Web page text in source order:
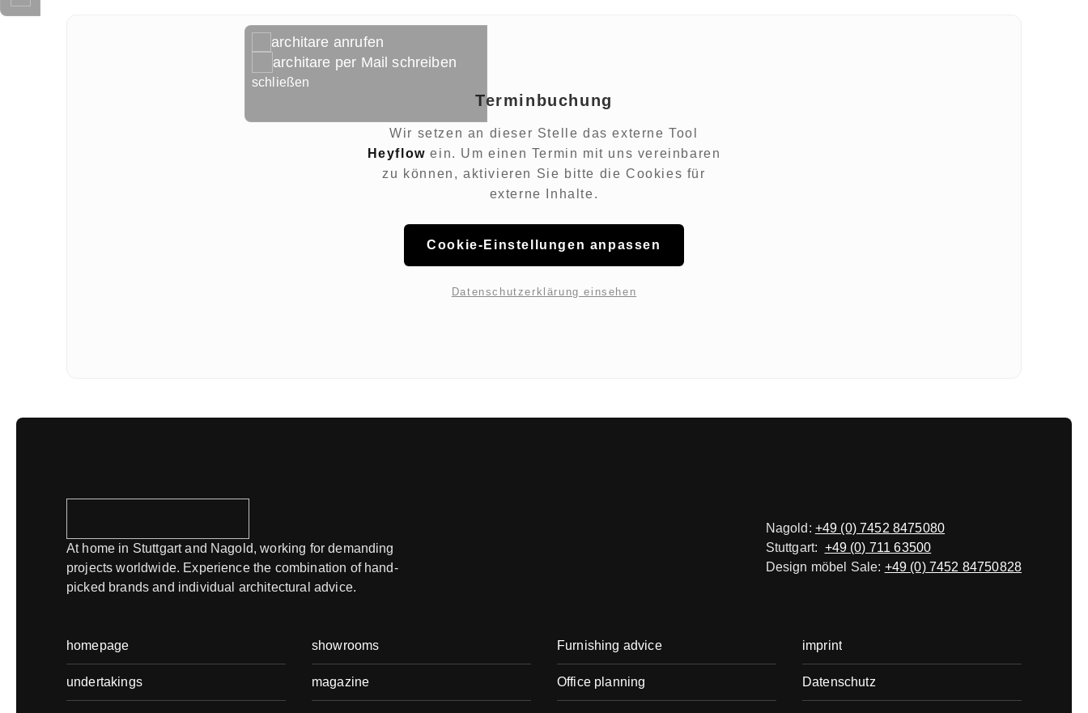
architare anrufen
architare per Mail schreiben
schließen
Terminbuchung
Wir setzen an dieser Stelle das externe Tool
Heyflow ein. Um einen Termin mit uns vereinbaren
zu können, aktivieren Sie bitte die Cookies für
externe Inhalte.
Cookie-Einstellungen anpassen
Datenschutzerklärung einsehen
At home in Stuttgart and Nagold, working for demanding
projects worldwide. Experience the combination of hand-
picked brands and individual architectural advice.
Nagold: +49 (0) 7452 8475080
Stuttgart: +49 (0) 711 63500
Design möbel Sale: +49 (0) 7452 84750828
homepage
undertakings
showrooms
magazine
Furnishing advice
Office planning
imprint
Datenschutz